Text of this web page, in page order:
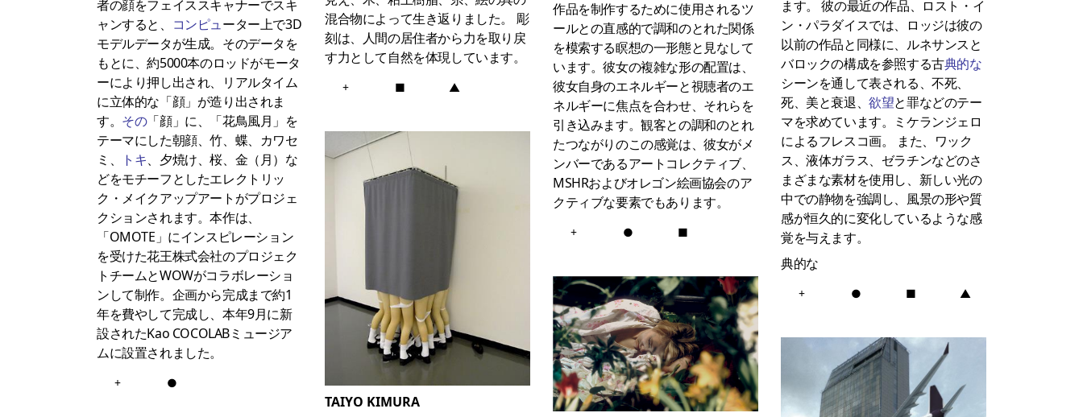
者の顔をフェイススキャナーでスキ
ャンすると、
コンピューター上で3D
モデルデータが生成。そのデータを
もとに、約5000本のロッドがモータ
ーにより押し出され、リアルタイム
に立体的な「顔」が造り出されま
す。 その「顔」に、「花鳥風月」を
テーマにした朝顔、竹、蝶、カワセ
ミ、
トキ、夕焼け、桜、金（月）な
どをモチーフとしたエレクトリッ
ク・メイクアップアートがプロジェ
クションされます。本作は、
「OMOTE」にインスピレーション
を受けた花王株式会社のプロジェク
トチームとWOWがコラボレーショ
ンして制作。企画から完成まで約1
年を費やして完成し、本年9月に新
設されたKao COCOLABミュージア
ムに設置されました。
+ ●
混合物によって生き返りました。
彫
刻は、人間の居住者から力を取り戻
す力として自然を体現しています。
+ ■ ▲
TAIYO KIMURA
作品を制作するために使用されるツ
ールとの直感的で調和のとれた関係
を模索する瞑想の一形態と見なして
います。彼女の複雑な形の配置は、
彼女自身のエネルギーと視聴者のエ
ネルギーに焦点を合わせ、それらを
引き込みます。観客との調和のとれ
たつながりのこの感覚は、彼女がメ
ンバーであるアートコレクティブ、
MSHRおよびオレゴン絵画協会のア
クティブな要素でもあります。
+ ● ■
ます。
彼の最近の作品、ロスト・イ
ン・パラダイスでは、ロッジは彼の
以前の作品と同様に、ルネサンスと
バロックの構成を参照する古典的な
シーンを通して表される、不死、
死、美と衰退、欲望と罪などのテー
マを求めています。ミケランジェロ
によるフレスコ画。
また、ワック
ス、液体ガラス、ゼラチンなどのさ
まざまな素材を使用し、新しい光の
中での静物を強調し、風景の形や質
感が恒久的に変化しているような感
覚を与えます。
典的な
+ ● ■ ▲